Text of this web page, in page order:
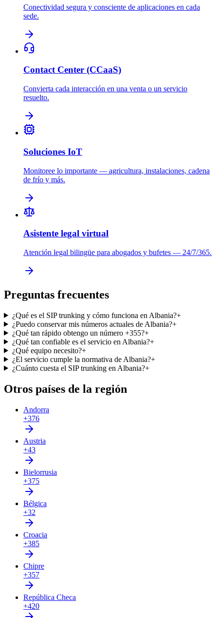
Conectividad segura y consciente de aplicaciones en cada
sede.
Contact Center (CCaaS)
Convierta cada interacción en una venta o un servicio
resuelto.
Soluciones IoT
Monitoree lo importante — agricultura, instalaciones, cadena
de frío y más.
Asistente legal virtual
Atención legal bilingüe para abogados y bufetes — 24/7/365.
Preguntas frecuentes
¿Qué es el SIP trunking y cómo funciona en Albania?+
¿Puedo conservar mis números actuales de Albania?+
¿Qué tan rápido obtengo un número +355?+
¿Qué tan confiable es el servicio en Albania?+
¿Qué equipo necesito?+
¿El servicio cumple la normativa de Albania?+
¿Cuánto cuesta el SIP trunking en Albania?+
Otros países de la región
Andorra
+376
Austria
+43
Bielorrusia
+375
Bélgica
+32
Croacia
+385
Chipre
+357
República Checa
+420